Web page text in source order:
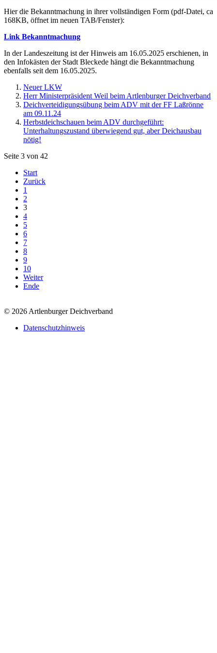
Hier die Bekanntmachung in ihrer vollständigen Form (pdf-Datei, ca
168KB, öffnet im neuen TAB/Fenster):
Link Bekanntmachung
In der Landeszeitung ist der Hinweis am 16.05.2025 erschienen, in
den Infokästen der Stadt Bleckede hängt die Bekanntmachung
ebenfalls seit dem 16.05.2025.
Neuer LKW
Herr Ministerpräsident Weil beim Artlenburger Deichverband
Deichverteidigungsübung beim ADV mit der FF Laßrönne
am 09.11.24
Herbstdeichschauen beim ADV durchgeführt:
Unterhaltungszustand überwiegend gut, aber Deichausbau
nötig!
Seite 3 von 42
Start
Zurück
1
2
3
4
5
6
7
8
9
10
Weiter
Ende
© 2026 Artlenburger Deichverband
Datenschutzhinweis